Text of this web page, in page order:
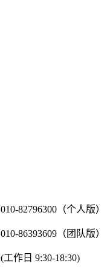
010-82796300（个人版）
010-86393609（团队版）
(工作日 9:30-18:30)